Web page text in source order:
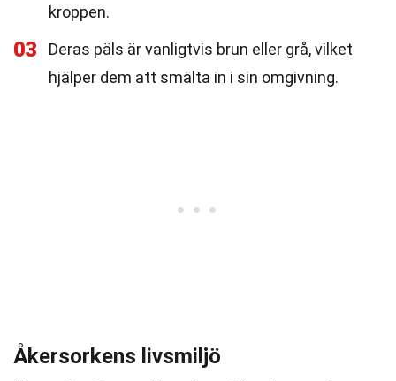
kroppen.
03
Deras päls är vanligtvis brun eller grå, vilket
hjälper dem att smälta in i sin omgivning.
Åkersorkens livsmiljö